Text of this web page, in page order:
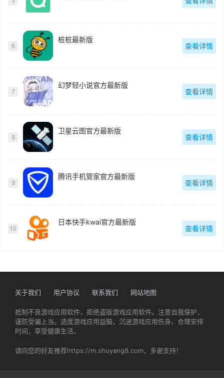
6
桩桩最新版
查看详情
7
幻梦轻小说官方最新版
查看详情
8
卫星云图官方最新版
查看详情
9
腾讯手机管家官方最新版
查看详情
10
日本快手kwai官方最新版
查看详情
关于我们 用户协议 联系我们 网站地图
抵制不良游戏应用软件，拒绝盗版游戏应用软件。注意自我保护，
谨防受骗上当。适度游戏应用益脑，沉迷游戏应用伤身。合理安排
时间，享受健康生活。
请向您的好友推荐https://m.shuyang8.com，多谢支持！